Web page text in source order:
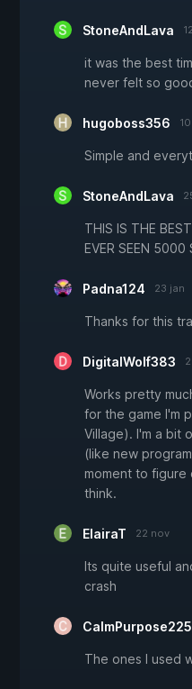
StoneAndLava
it was the best
never felt so
hugoboss356
Simple and
StoneAndLava
THIS IS THE
EVER SEEN 5000
Padna124 23 jan
Thanks for this
DigitalWolf383
Works pretty
for the game I'm
Village). I'm a bit
(like new
moment to figure
think.
ElairaT 22 nov
Its quite useful
crash
CalmPurpose225
The ones I used